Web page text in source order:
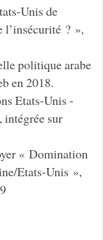
Unis de
l’insécurité ? »,
politique arabe
en 2018.
Etats-Unis -
sur
« Domination
Etats-Unis »,